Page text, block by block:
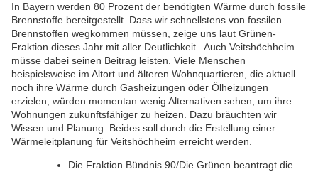
In Bayern werden 80 Prozent der benötigten Wärme durch fossile
Brennstoffe bereitgestellt. Dass wir schnellstens von fossilen
Brennstoffen wegkommen müssen, zeige uns laut Grünen-
Fraktion dieses Jahr mit aller Deutlichkeit. Auch Veitshöchheim
müsse dabei seinen Beitrag leisten. Viele Menschen
beispielsweise im Altort und älteren Wohnquartieren, die aktuell
noch ihre Wärme durch Gasheizungen öder Ölheizungen
erzielen, würden momentan wenig Alternativen sehen, um ihre
Wohnungen zukunftsfähiger zu heizen. Dazu bräuchten wir
Wissen und Planung. Beides soll durch die Erstellung einer
Wärmeleitplanung für Veitshöchheim erreicht werden.
Die Fraktion Bündnis 90/Die Grünen beantragt die